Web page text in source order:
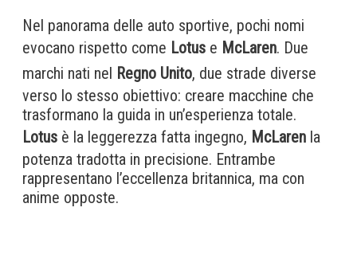
Nel panorama delle auto sportive, pochi nomi
evocano rispetto come Lotus e McLaren. Due
marchi nati nel Regno Unito, due strade diverse
verso lo stesso obiettivo: creare macchine che
trasformano la guida in un’esperienza totale.
Lotus è la leggerezza fatta ingegno, McLaren la
potenza tradotta in precisione. Entrambe
rappresentano l’eccellenza britannica, ma con
anime opposte.